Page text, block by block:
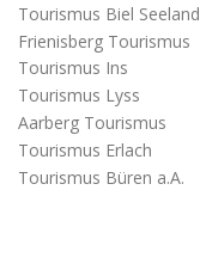
Tourismus Biel Seeland
Frienisberg Tourismus
Tourismus Ins
Tourismus Lyss
Aarberg Tourismus
Tourismus Erlach
Tourismus Büren a.A.